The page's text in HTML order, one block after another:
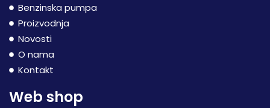
Benzinska pumpa
Proizvodnja
Novosti
O nama
Kontakt
Web shop